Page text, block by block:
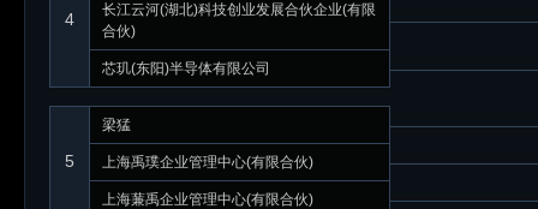
4
长江云河(湖北)科技创业发展合伙企业(有限
合伙)
芯玑(东阳)半导体有限公司
5
梁猛
上海禹璞企业管理中心(有限合伙)
上海蒹禹企业管理中心(有限合伙)